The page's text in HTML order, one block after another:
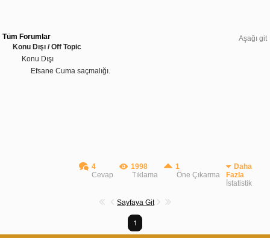
Aşağı git
Tüm Forumlar
Konu Dışı / Off Topic
Konu Dışı
Efsane Cuma saçmalığı.
4
Cevap
1998
Tıklama
1
Öne Çıkarma
Daha
Fazla
İstatistik
Sayfaya Git
1